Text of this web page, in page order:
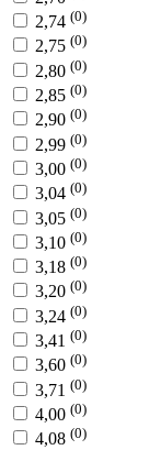
2,74 (0)
2,75 (0)
2,80 (0)
2,85 (0)
2,90 (0)
2,99 (0)
3,00 (0)
3,04 (0)
3,05 (0)
3,10 (0)
3,18 (0)
3,20 (0)
3,24 (0)
3,41 (0)
3,60 (0)
3,71 (0)
4,00 (0)
4,08 (0)